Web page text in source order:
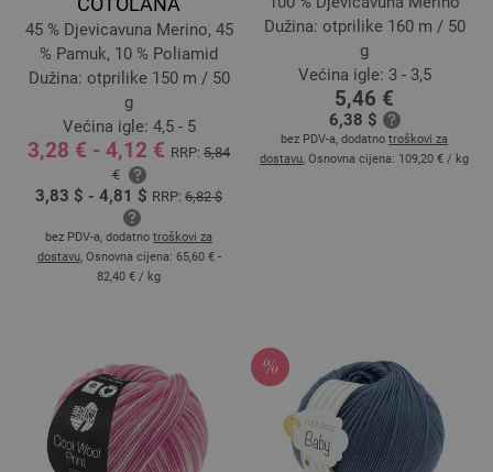
45 % Djevicavuna Merino, 45
% Pamuk, 10 % Poliamid
Dužina: otprilike 150 m / 50
g
Većina igle: 4,5 - 5
3,28 € - 4,12 € RRP: 5,84
€
3,83 $ - 4,81 $ RRP: 6,82 $
bez PDV-a, dodatno troškovi za
dostavu, Osnovna cijena: 65,60 € -
82,40 € / kg
Dužina: otprilike 160 m / 50
g
Većina igle: 3 - 3,5
5,46 €
6,38 $
bez PDV-a, dodatno troškovi za
dostavu, Osnovna cijena: 109,20 € / kg